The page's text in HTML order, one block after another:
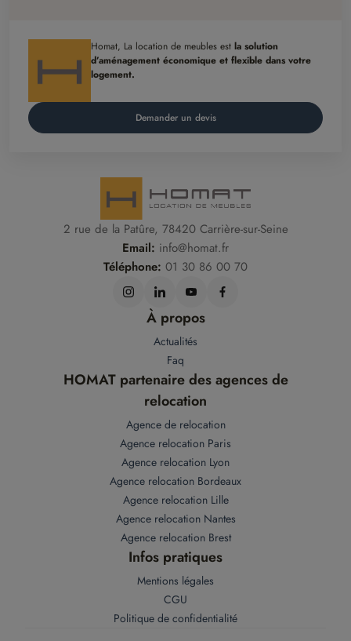
Homat, La location de meubles est la solution
d’aménagement économique et flexible dans votre
logement.
Demander un devis
2 rue de la Patûre, 78420 Carrière-sur-Seine
Email: info@homat.fr
Téléphone: 01 30 86 00 70
À propos
Actualités
Faq
HOMAT partenaire des agences de
relocation
Agence de relocation
Agence relocation Paris
Agence relocation Lyon
Agence relocation Bordeaux
Agence relocation Lille
Agence relocation Nantes
Agence relocation Brest
Infos pratiques
Mentions légales
CGU
Politique de confidentialité